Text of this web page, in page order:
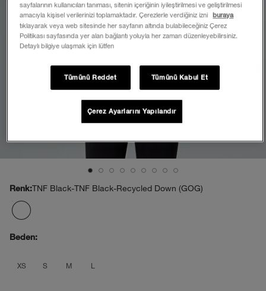
Renk:TNF Black-TNF Black-Recycled Down (GOG)
Beden:
XS S M L
sayfalarının kullanıcıları tanıması, sitenin içeriğinin iyileştirilmesi ve geliştirilmesi
amacıyla kişisel verilerinizi toplamaktadır. Çerezlerle verdiğiniz izni
buraya
tıklayarak veya web sitesinde her sayfanın altında bulabileceğiniz Çerez
Politikası sayfasında yer alan bağlantı yoluyla her zaman düzenleyebilirsiniz.
Detaylı bilgiye ulaşmak için lütfen
Tümünü Reddet Tümünü Kabul Et
Çerez Ayarlarını Yapılandır